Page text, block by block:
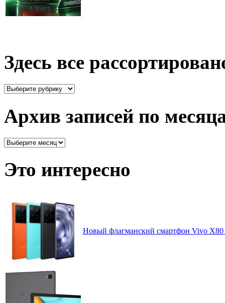
Здесь все
Здесь
Архив записей по
Архив
месяцам
Это интересно
Новый флагманский смартфон Vivo X80